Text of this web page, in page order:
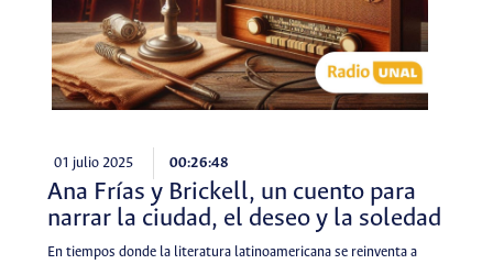
01 julio 2025 00:26:48
Ana Frías y Brickell, un cuento para
narrar la ciudad, el deseo y la soledad
En tiempos donde la literatura latinoamericana se reinventa a